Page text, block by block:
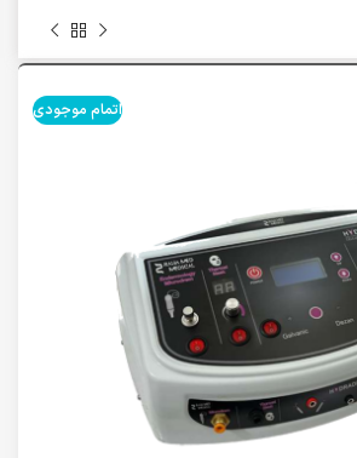
اتمام موجودی